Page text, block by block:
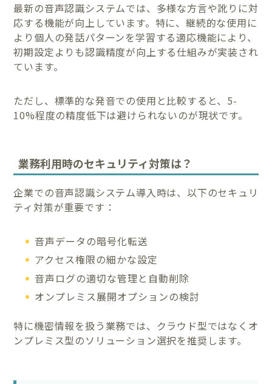
最新の音声認識システムでは、多様な方言や訛りに対
応する機能が向上しています。特に、継続的な使用に
より個人の発話パターンを学習する適応機能により、
初期設定よりも認識精度が向上する仕組みが実装され
ています。
ただし、標準的な発音での使用と比較すると、5-
10%程度の精度低下は避けられないのが現状です。
業務利用時のセキュリティ対策は？
企業での音声認識システム導入時は、以下のセキュリ
ティ対策が重要です：
音声データの暗号化転送
アクセス権限の細かな設定
音声ログの適切な管理と自動削除
オンプレミス展開オプションの検討
特に機密情報を扱う業務では、クラウド型ではなくオ
ンプレミス型のソリューション選択を推奨します。